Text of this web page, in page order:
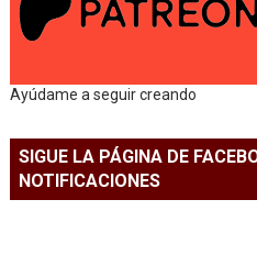
Ayúdame a seguir creando
SIGUE LA PÁGINA DE
NOTIFICACIONES